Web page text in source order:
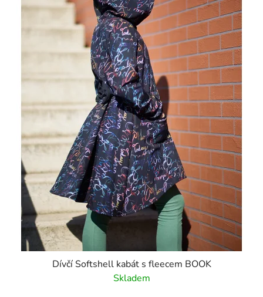
Dívčí Softshell kabát s fleecem BOOK
Skladem